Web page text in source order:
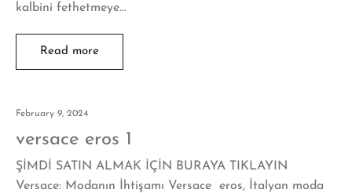
kalbini fethetmeye…
Read more
February 9, 2024
versace eros 1
ŞİMDİ SATIN ALMAK İÇİN BURAYA TIKLAYIN
Versace: Modanın İhtişamı Versace eros, İtalyan moda